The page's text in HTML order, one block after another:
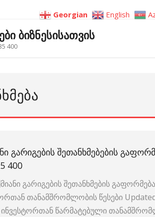
ბიზნესისათვის
400
ᲒᲐᲠᲘᲒᲔᲑᲘᲡ ᲨᲔᲗᲐᲜᲮᲛᲔᲑᲔᲑᲘᲡ
400
გარიგების შეთანხმების
თანამშრომლობის წესები
ინვესტორთან წარმატებული
Georgian English